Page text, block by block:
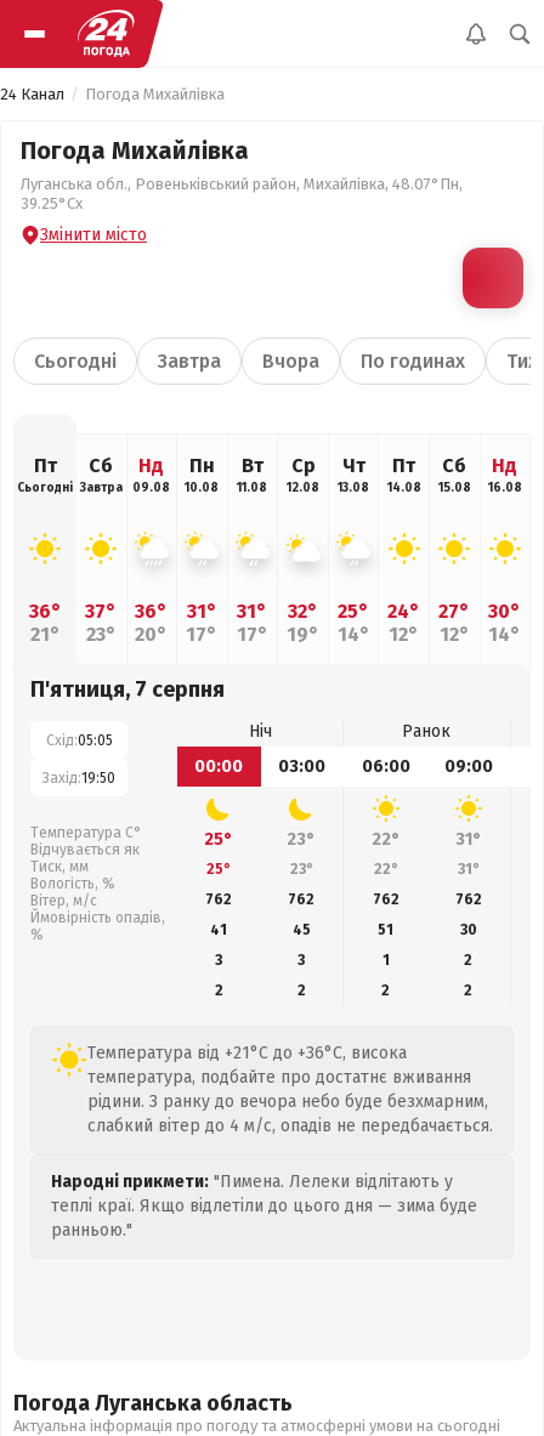
24 Канал Погода Михайлівка
Погода Михайлівка
Луганська обл., Ровеньківський район, Михайлівка, 48.07°Пн,
39.25°Сх
Змінити місто
Сьогодні Завтра Вчора По годинах
Пт
Сьогодні
36°
21°
Сб
Завтра
37°
23°
Нд
09.08
36°
20°
Пн
10.08
31°
17°
Вт
11.08
31°
17°
Ср
12.08
32°
19°
Чт
13.08
25°
14°
Пт
14.08
24°
12°
Сб
15.08
27°
12°
Нд
16.08
30°
14°
П'ятниця, 7 серпня
Схід:05:05
Захід:19:50
Температура С°
Відчувається як
Тиск, мм
Вологість, %
Вітер, м/с
Ймовірність опадів,
%
Ніч
Ранок
00:00
03:00 06:00 09:00
25° 23° 22° 31°
25° 23° 22° 31°
762
762 762 762
41
45 51 30
3
3 1
2
2
2 2 2
Температура від +21°C до +36°C, висока
температура, подбайте про достатнє вживання
рідини. З ранку до вечора небо буде безхмарним,
слабкий вітер до 4 м/с, опадів не передбачається.
Народні прикмети: "Пимена. Лелеки відлітають у
теплі краї. Якщо відлетіли до цього дня — зима буде
ранньою."
Погода Луганська область
Актуальна інформація про погоду та атмосферні умови на сьогодні